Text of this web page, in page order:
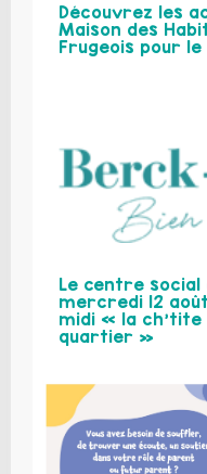
Découvrez les
Maison des
Frugeois pour le
Le centre
mercredi 12
midi « la ch’tite
quartier »